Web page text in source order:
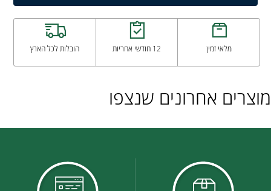
מלאי זמין 12 חודשי אחריות הובלות לכל הארץ
מוצרים אחרונים שנצפו